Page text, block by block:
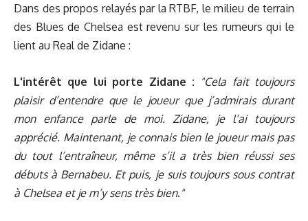
Dans des propos relayés par la RTBF, le milieu de terrain
des Blues de Chelsea est revenu sur les rumeurs qui le
lient au Real de Zidane :
L'intérêt que lui porte Zidane : "Cela fait toujours
plaisir d’entendre que le joueur que j’admirais durant
mon enfance parle de moi. Zidane, je l’ai toujours
apprécié. Maintenant, je connais bien le joueur mais pas
du tout l’entraîneur, même s’il a très bien réussi ses
débuts à Bernabeu. Et puis, je suis toujours sous contrat
à Chelsea et je m’y sens très bien. "